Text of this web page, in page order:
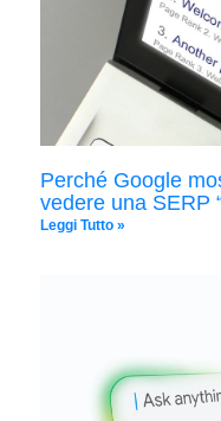
Perché Google
vedere una SERP
Leggi Tutto »